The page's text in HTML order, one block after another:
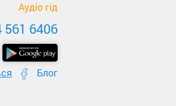
Аудіо гід
561 6406
Блог